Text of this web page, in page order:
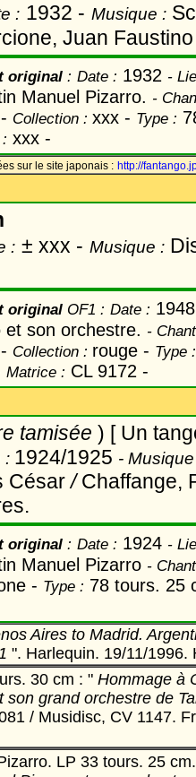
: 1932 - Musique :
Juan Faustino
original : Date : 1932 -
Manuel Pizarro. -
Collection : xxx - Type :
xxx -
sur le site japonais : http://
: ± xxx - Musique :
original OF1 : Date :
et son orchestre. - Chant
Collection : rouge - Type :
Matrice : CL 9172 -
tamisée ) [ Un
: 1924/1925 -
César/Chaffange,
original : Date : 1924 -
Manuel Pizarro - Chant
- Type : 78 tours. 25
Aires to Madrid.
". Harlequin. 19/11/1996.
30 cm : " Hommage à
son grand orchestre de
/ Musidisc, CV 1147.
LP 33 tours. 25